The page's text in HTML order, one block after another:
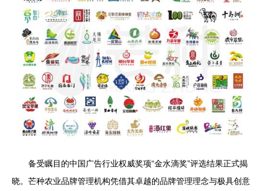
备受瞩目的中国广告行业权威奖项“金水滴奖”评选结果正式揭
晓。芒种农业品牌管理机构凭借其卓越的品牌管理理念与极具创意